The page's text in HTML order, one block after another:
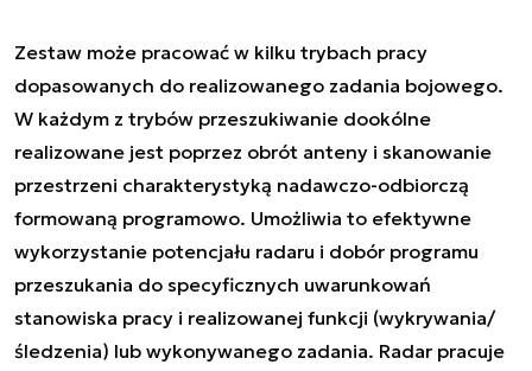
Zestaw może pracować w kilku trybach pracy
dopasowanych do realizowanego zadania bojowego.
W każdym z trybów przeszukiwanie dookólne
realizowane jest poprzez obrót anteny i skanowanie
przestrzeni charakterystyką nadawczo-odbiorczą
formowaną programowo. Umożliwia to efektywne
wykorzystanie potencjału radaru i dobór programu
przeszukania do specyficznych uwarunkowań
stanowiska pracy i realizowanej funkcji (wykrywania/
śledzenia) lub wykonywanego zadania. Radar pracuje